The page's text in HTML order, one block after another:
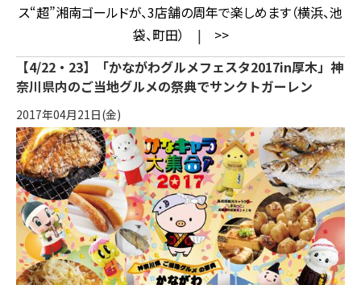
ス“超”湘南ゴールドが、3店舗の周年で楽しめます（横浜、池
袋、町田）
| >>
【4/22・23】「かながわグルメフェスタ2017in厚木」神
奈川県内のご当地グルメの祭典でサンクトガーレン
2017年04月21日(金)